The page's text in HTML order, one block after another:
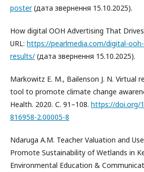
poster(дата звернення 15.10.2025).
How digital OOH Advertising That
URL: https://pearlmedia.com/digital-
results/ (дата звернення 15.10.2025).
Markowitz E. M., Bailenson J. N. Virtual
tool to promote climate change
Health. 2020. С. 91–108. https://doi.org/
816958-2.00005-8
Ndaruga A.M. Teacher Valuation and
Promote Sustainability of Wetlands in
Environmental Education &